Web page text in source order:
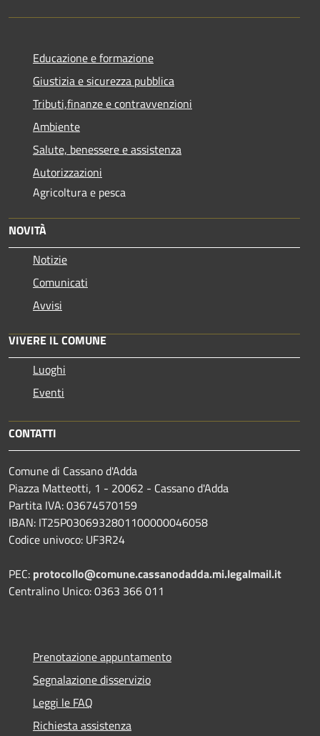
Educazione e formazione
Giustizia e sicurezza pubblica
Tributi,finanze e contravvenzioni
Ambiente
Salute, benessere e assistenza
Autorizzazioni
Agricoltura e pesca
NOVITÀ
Notizie
Comunicati
Avvisi
VIVERE IL COMUNE
Luoghi
Eventi
CONTATTI
Comune di Cassano d'Adda
Piazza Matteotti, 1 - 20062 - Cassano d'Adda
Partita IVA: 03674570159
IBAN: IT25P0306932801100000046058
Codice univoco: UF3R24
PEC: protocollo@comune.cassanodadda.mi.legalmail.it
Centralino Unico: 0363 366 011
Prenotazione appuntamento
Segnalazione disservizio
Leggi le FAQ
Richiesta assistenza